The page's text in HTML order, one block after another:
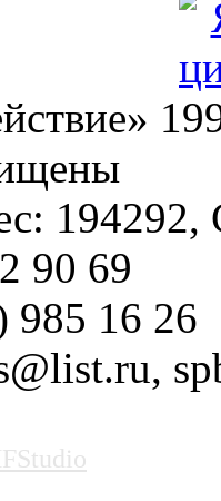
194292,
90 69
985 16 26